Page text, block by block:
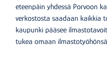
eteenpäin yhdessä Porvoon
verkostosta saadaan kaikkia
kaupunki pääsee
tukea omaan